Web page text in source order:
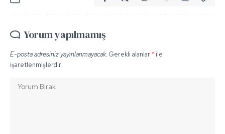
Yorum yapılmamış
E-posta adresiniz yayınlanmayacak. Gerekli alanlar*ile
işaretlenmişlerdir